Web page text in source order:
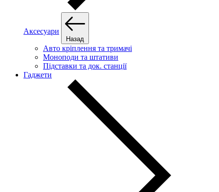
Аксесуари
Назад
Авто кріплення та тримачі
Моноподи та штативи
Підставки та док. станції
Гаджети